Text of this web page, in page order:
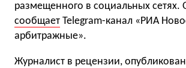
размещенного в социальных сетях.
сообщает Telegram-канал «РИА
арбитражные».
Журналист в рецензии,